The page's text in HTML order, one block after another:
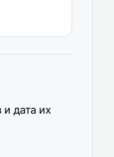
дата их